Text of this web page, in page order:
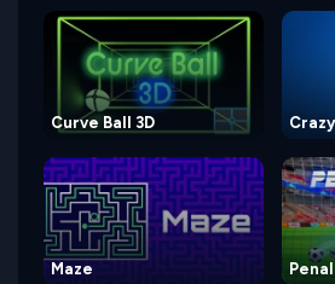
Curve Ball 3D
Maze